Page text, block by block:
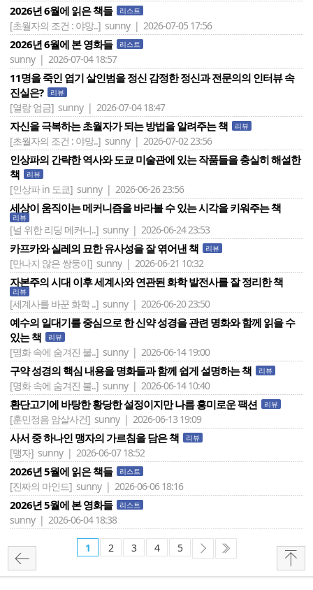
2026년 6월에 읽은 책들 리스트
[초월자의 조건 : 야망..] sunny | 2026-07-05 17:56
2026년 6월에 본 영화들 리스트
sunny | 2026-07-04 18:57
11명을 죽인 엽기 살인범을 정신 감정한 정신과 전문의의 인터뷰 속
진실은?
리뷰
[열람 엄금] sunny | 2026-07-04 18:47
자신을 극복하는 초월자가 되는 방법을 알려주는 책 리뷰
[초월자의 조건 : 야망..] sunny | 2026-07-02 23:56
인상파의 간략한 역사와 도쿄 미술관에 있는 작품들을 충실히 해설한
책
리뷰
[인상파 in 도쿄] sunny | 2026-06-26 23:56
세상이 움직이는 메커니즘을 바라볼 수 있는 시각을 키워주는 책
리뷰
[널 위한 리딩 메커니..] sunny | 2026-06-24 23:53
카프카와 실레의 묘한 유사성을 잘 엮어낸 책 리뷰
[만나지 않은 쌍둥이] sunny | 2026-06-21 10:32
자본주의 시대 이후 세계사와 연관된 화학 발전사를 잘 정리한 책
리뷰
[세계사를 바꾼 화학 ..] sunny | 2026-06-20 23:50
예수의 일대기를 중심으로 한 신약 성경을 관련 명화와 함께 읽을 수
있는 책
리뷰
[명화 속에 숨겨진 불..] sunny | 2026-06-14 19:00
구약 성경의 핵심 내용을 명화들과 함께 쉽게 설명하는 책 리뷰
[명화 속에 숨겨진 불..] sunny | 2026-06-14 10:40
환단고기에 바탕한 황당한 설정이지만 나름 흥미로운 팩션 리뷰
[훈민정음 암살사건] sunny | 2026-06-13 19:09
사서 중 하나인 맹자의 가르침을 담은 책 리뷰
[맹자] sunny | 2026-06-07 18:52
2026년 5월에 읽은 책들 리스트
[진짜의 마인드] sunny | 2026-06-06 18:16
2026년 5월에 본 영화들 리스트
sunny | 2026-06-04 18:38
1 2 3 4 5